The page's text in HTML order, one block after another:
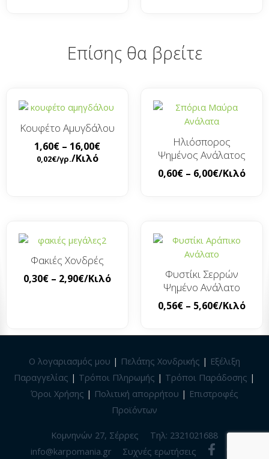
Επίσης θα βρείτε
Κουφέτο Αμυγδάλου
1,60€ – 16,00€
0,02€/γρ./Κιλό
Ηλιόσπορος
Ψημένος Ανάλατος
0,60€ – 6,00€/Κιλό
Φακιές Χονδρές
0,30€ – 2,90€/Κιλό
Φυστίκι Σερρών
Ψημένο Ανάλατο
0,56€ – 5,60€/Κιλό
Ο λογαριασμός μου | Πελάτης Χονδρικής | Εξέλιξη
Παραγγελίας | Τρόποι Πληρωμής | Τρόποι Παράδοσης |
Όροι Χρήσης | Πολιτική απορρήτου | Επιστροφές
Προϊόντων
Κομνηνών 27, Σέρρες
Τηλ: 2321021688
info@karpomania.gr
Συχνές ερωτήσεις